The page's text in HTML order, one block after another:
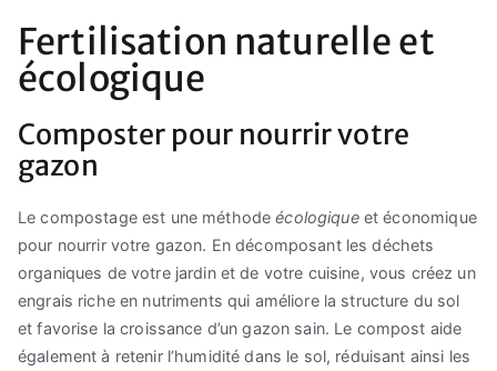
Fertilisation naturelle et
écologique
Composter pour nourrir votre
gazon
Le compostage est une méthodeécologique et économique
pour nourrir votre gazon. En décomposant les déchets
organiques de votre jardin et de votre cuisine, vous créez un
engrais riche en nutriments qui améliore la structure du sol
et favorise la croissance d’un gazon sain. Le compost aide
également à retenir l’humidité dans le sol, réduisant ainsi les